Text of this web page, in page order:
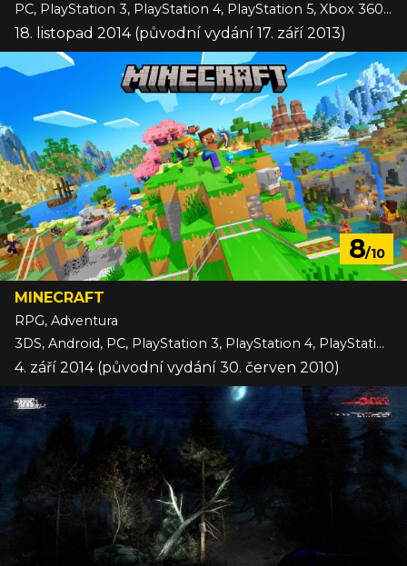
PC, PlayStation 3, PlayStation 4, PlayStation 5, Xbox 360, Xbox One, Xbox Series
18. listopad 2014 (původní vydání 17. září 2013)
8/10
MINECRAFT
RPG, Adventura
3DS, Android, PC, PlayStation 3, PlayStation 4, PlayStation 5, Switch, Switch 2, VITA, Wii U, Xbox 360, Xbox One, Xbox Series, iOS
4. září 2014 (původní vydání 30. červen 2010)